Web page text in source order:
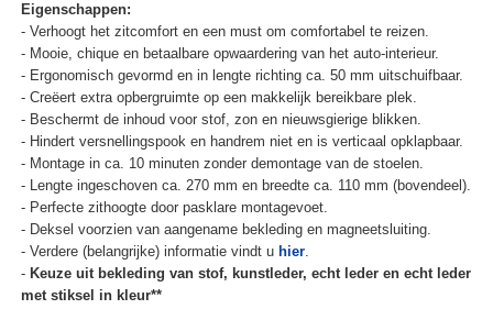
Eigenschappen:
- Verhoogt het zitcomfort en een must om comfortabel te reizen.
- Mooie, chique en betaalbare opwaardering van het auto-interieur.
- Ergonomisch gevormd en in lengte richting ca. 50 mm uitschuifbaar.
- Creëert extra opbergruimte op een makkelijk bereikbare plek.
- Beschermt de inhoud voor stof, zon en nieuwsgierige blikken.
- Hindert versnellingspook en handrem niet en is verticaal opklapbaar.
- Montage in ca. 10 minuten zonder demontage van de stoelen.
- Lengte ingeschoven ca. 270 mm en breedte ca. 110 mm (bovendeel).
- Perfecte zithoogte door pasklare montagevoet.
- Deksel voorzien van aangename bekleding en magneetsluiting.
- Verdere (belangrijke) informatie vindt u hier.
- Keuze uit bekleding van stof, kunstleder, echt leder en echt leder
met stiksel in kleur**